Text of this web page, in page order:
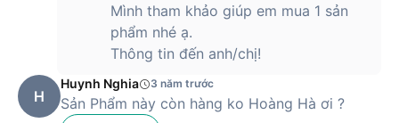
Mình tham khảo giúp em mua 1 sản
phẩm nhé ạ.
Thông tin đến anh/chị!
H
Huynh Nghia 3 năm trước
Sản Phẩm này còn hàng ko Hoàng Hà ơi ?